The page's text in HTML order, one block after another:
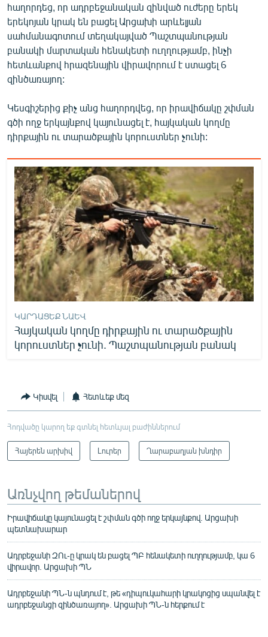
հաղորդեց, որ ադրբեջանական զինված ուժերը երեկ
երեկոյան կրակ են բացել Արցախի արևելյան
սահմանագոտում տեղակայված Պաշտպանության
բանակի մարտական հենակետի ուղղությամբ, ինչի
հետևանքով հրազենային վիրավորում է ստացել 6
զինծառայող:
Կեսգիշերից քիչ անց հաղորդվեց, որ իրավիճակը շփման
գծի ողջ երկայնքով կայունացել է, հայկական կողմը
դիրքային ու տարածքային կորուստներ չունի:
ԿԱՐԴԱՑԵՔ ՆԱԵՎ
Հայկական կողմը դիրքային ու տարածքային
կորուստներ չունի. Պաշտպանության բանակ
Կիսվել Հետևեք մեզ
Հոդվածը կարող եք գտնել հետևյալ բաժիններում
Հայերեն արխիվ Լուրեր Ղարաբաղյան խնդիր
Առնչվող թեմաներով
Իրավիճակը կայունացել է շփման գծի ողջ երկայնքով. Արցախի
պետնախարար
Ադրբեջանի ԶՈւ-ը կրակ են բացել ՊԲ հենակետի ուղղությամբ, կա 6
վիրավոր. Արցախի ՊՆ
Ադրբեջանի ՊՆ-ն պնդում է, թե «դիպուկահարի կրակոցից սպանվել է
ադրբեջանցի զինծառայող». Արցախի ՊՆ-ն հերքում է